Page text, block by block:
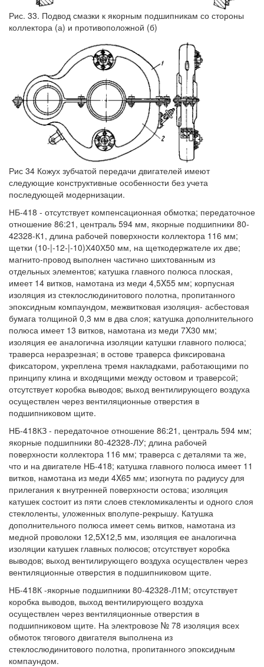
Рис. 33. Подвод смазки к якорным подшипникам со стороны
коллектора (а) и противоположной (б)
Рис 34 Кожух зубчатой передачи двигателей имеют
следующие конструктивные особенности без учета
последующей модернизации.
НБ-418 - отсутствует компенсационная обмотка; передаточное
отношение 86:21, централь 594 мм, якорные подшипники 80-
42328-К1, длина рабочей поверхности коллектора 116 мм;
щетки (10-|-12-|-10)Х40Х50 мм, на щеткодержателе их две;
магнито-провод выполнен частично шихтованным из
отдельных элементов; катушка главного полюса плоская,
имеет 14 витков, намотана из меди 4,5X55 мм; корпусная
изоляция из стеклослюдинитового полотна, пропитанного
эпоксидным компаундом, межвитковая изоляция- асбестовая
бумага толщиной 0,3 мм в два слоя; катушка дополнительного
полюса имеет 13 витков, намотана из меди 7X30 мм;
изоляция ее аналогична изоляции катушки главного полюса;
траверса неразрезная; в остове траверса фиксирована
фиксатором, укреплена тремя накладками, работающими по
принципу клина и входящими между остовом и траверсой;
отсутствует коробка выводов; выход вентилирующего воздуха
осуществлен через вентиляционные отверстия в
подшипниковом щите.
НБ-418КЗ - передаточное отношение 86:21, централь 594 мм;
якорные подшипники 80-42328-ЛУ; длина рабочей
поверхности коллектора 116 мм; траверса с деталями та же,
что и на двигателе НБ-418; катушка главного полюса имеет 11
витков, намотана из меди 4X65 мм; изогнута по радиусу для
прилегания к внутренней поверхности остова; изоляция
катушек состоит из пяти слоев стекломикаленты и одного слоя
стеклоленты, уложенных вполупе-рекрышу. Катушка
дополнительного полюса имеет семь витков, намотана из
медной проволоки 12,5X12,5 мм, изоляция ее аналогична
изоляции катушек главных полюсов; отсутствует коробка
выводов; выход вентилирующего воздуха осуществлен через
вентиляционные отверстия в подшипниковом щите.
НБ-418К -якорные подшипники 80-42328-Л1М; отсутствует
коробка выводов, выход вентилирующего воздуха
осуществлен через вентиляционные отверстия в
подшипниковом щите. На электровозе № 78 изоляция всех
обмоток тягового двигателя выполнена из
стеклослюдинитового полотна, пропитанного эпоксидным
компаундом.